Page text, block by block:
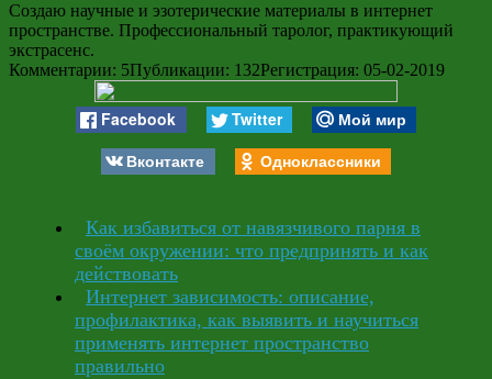
Создаю научные и эзотерические материалы в интернет
пространстве. Профессиональный таролог, практикующий
экстрасенс.
Комментарии: 5Публикации: 132Регистрация: 05-02-2019
Facebook Twitter
Мой мир
Вконтакте
Одноклассники
Как избавиться от навязчивого парня в
своём окружении: что предпринять и как
действовать
Интернет зависимость: описание,
профилактика, как выявить и научиться
применять интернет пространство
правильно